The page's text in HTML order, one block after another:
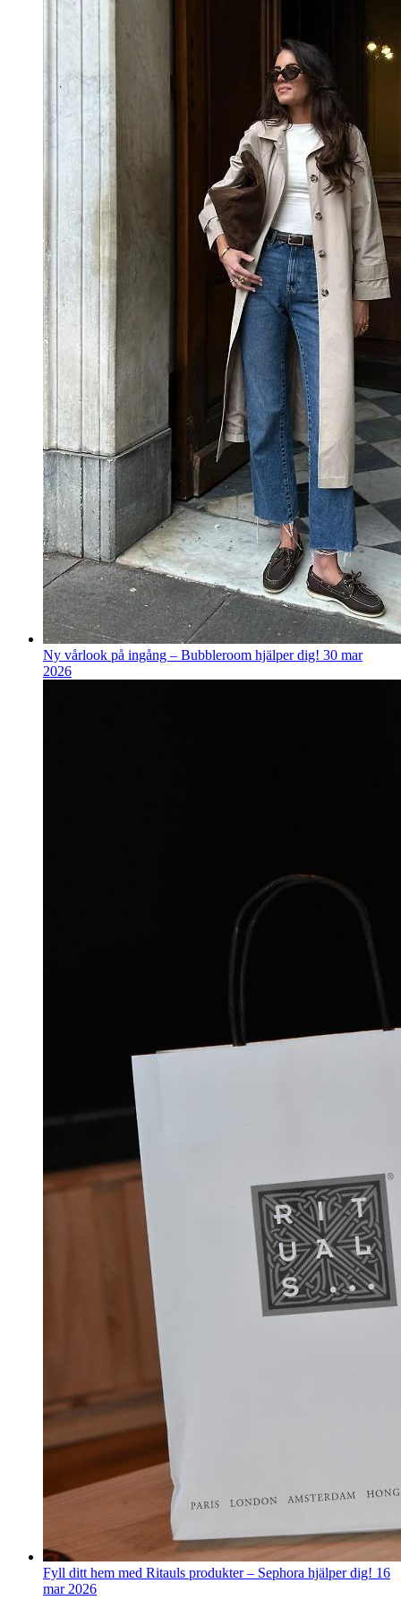
Ny vårlook på ingång – Bubbleroom hjälper dig! 30 mar
2026
Fyll ditt hem med Ritauls produkter – Sephora hjälper dig! 16
mar 2026